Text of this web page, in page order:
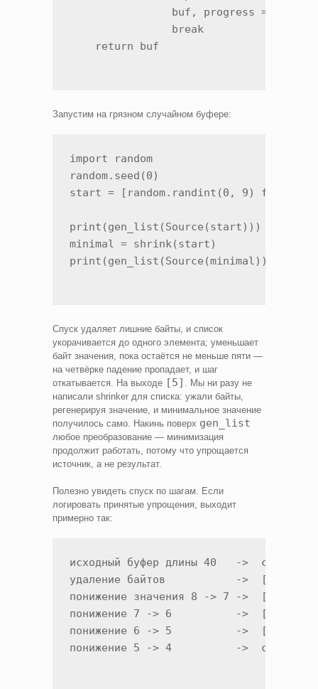
buf, progress = cand,
break
    return buf
Запустим на грязном случайном буфере:
import random
random.seed(0)
start = [random.randint(0, 9) for _ in
print(gen_list(Source(start)))
minimal = shrink(start)
print(gen_list(Source(minimal)))
Спуск удаляет лишние байты, и список
укорачивается до одного элемента; уменьшает
байт значения, пока остаётся не меньше пяти —
на четвёрке падение пропадает, и шаг
откатывается. На выходе [5]
. Мы ни разу не
написали shrinker для списка: ужали байты,
регенерируя значение, и минимальное значение
получилось само. Накинь поверх gen_list
любое преобразование — минимизация
продолжит работать, потому что упрощается
источник, а не результат.
Полезно увидеть спуск по шагам. Если
логировать принятые упрощения, выходит
примерно так:
исходный буфер длины 40   ->  список
удаление байтов           ->  [8]
понижение значения 8 -> 7 ->  [7]
понижение 7 -> 6          ->  [6]
понижение 6 -> 5          ->  [5]
понижение 5 -> 4          ->  свойство